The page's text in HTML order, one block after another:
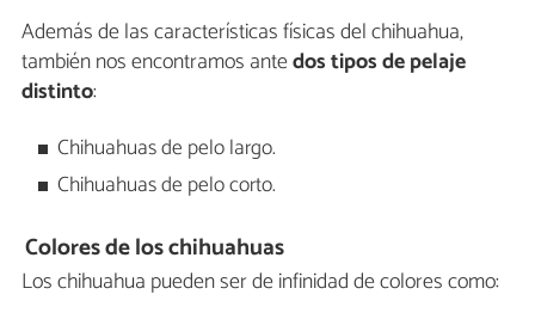
Además de las características físicas del chihuahua,
también nos encontramos antedos tipos de pelaje
distinto:
Chihuahuas de pelo largo.
Chihuahuas de pelo corto.
Colores de los chihuahuas
Los chihuahua pueden ser de infinidad de colores como: